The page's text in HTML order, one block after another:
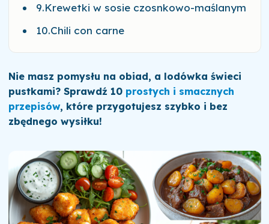
9.Krewetki w sosie czosnkowo-maślanym
10.Chili con carne
Nie masz pomysłu na obiad, a lodówka świeci
pustkami? Sprawdź 10 prostych i smacznych
przepisów, które przygotujesz szybko i bez
zbędnego wysiłku!